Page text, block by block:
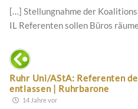
[…] Stellungnahme der
IL Referenten sollen Büros
Ruhr Uni/AStA: Referenten
entlassen | Ruhrbarone
14 Jahre vor